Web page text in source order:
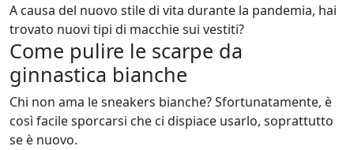
A causa del nuovo stile di vita durante la pandemia, hai
trovato nuovi tipi di macchie sui vestiti?
Come pulire le scarpe da
ginnastica bianche
Chi non ama le sneakers bianche? Sfortunatamente, è
così facile sporcarsi che ci dispiace usarlo, soprattutto
se è nuovo.